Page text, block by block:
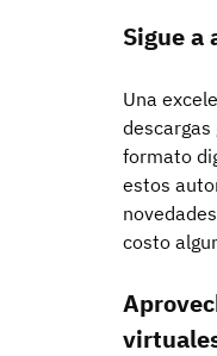
Sigue a
Una
formato
estos
costo